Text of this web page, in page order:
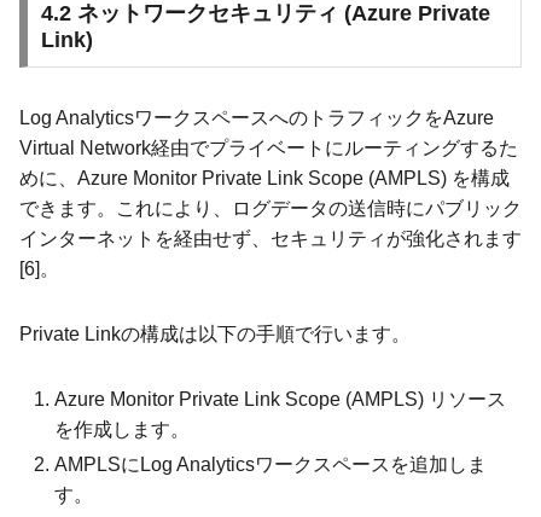
4.2 ネットワークセキュリティ (Azure Private
Link)
Log AnalyticsワークスペースへのトラフィックをAzure
Virtual Network経由でプライベートにルーティングするた
めに、Azure Monitor Private Link Scope (AMPLS) を構成
できます。これにより、ログデータの送信時にパブリック
インターネットを経由せず、セキュリティが強化されます
[6]。
Private Linkの構成は以下の手順で行います。
Azure Monitor Private Link Scope (AMPLS) リソース
を作成します。
AMPLSにLog Analyticsワークスペースを追加しま
す。